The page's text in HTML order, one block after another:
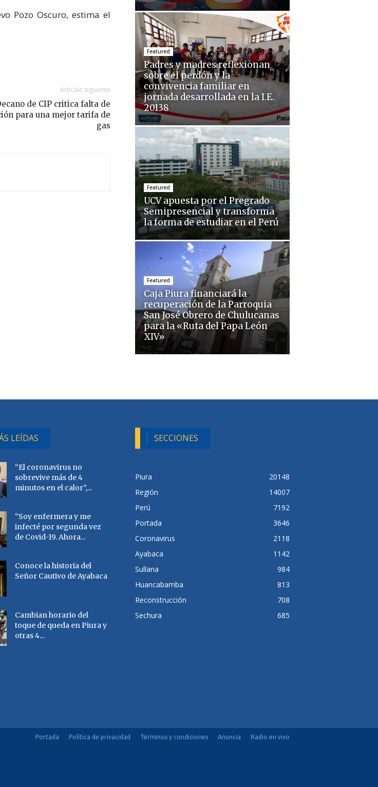
Pozo Oscuro, estima el
Artículo siguiente
de CIP critica falta de
para una mejor tarifa de
gas
Featured
Padres y madres reflexionan
sobre el perdón y la
convivencia familiar en
jornada desarrollada en la I.E.
20138
Featured
UCV apuesta por el Pregrado
Semipresencial y transforma
la forma de estudiar en el Perú
Featured
Caja Piura financiará la
recuperación de la Parroquia
San José Obrero de Chulucanas
para la «Ruta del Papa León
XIV»
LEÍDAS
“El coronavirus no
sobrevive más de 4
minutos en el calor”,...
“Soy enfermera y me
infecté por segunda vez
de Covid-19. Ahora...
Conoce la historia del
Señor Cautivo de Ayabaca
Cambian horario del
toque de queda en Piura y
otras 4...
SECCIONES
Piura
20148
Región
14007
Perú
7192
Portada
3646
Coronavirus
2118
Ayabaca
1142
Sullana
984
Huancabamba
813
Reconstrucción
708
Sechura
685
Portada Política de privacidad Términos y condiciones Anuncia Radio en vivo